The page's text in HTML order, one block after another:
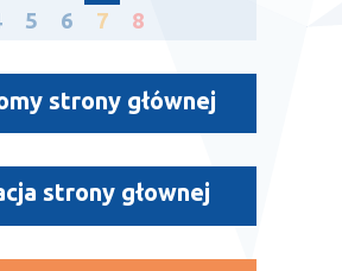
5 6 7 8
strony głównej
strony głownej